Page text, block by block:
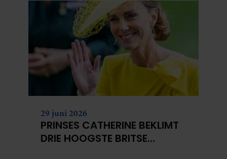
29 juni 2026
PRINSES CATHERINE BEKLIMT
DRIE HOOGSTE BRITSE